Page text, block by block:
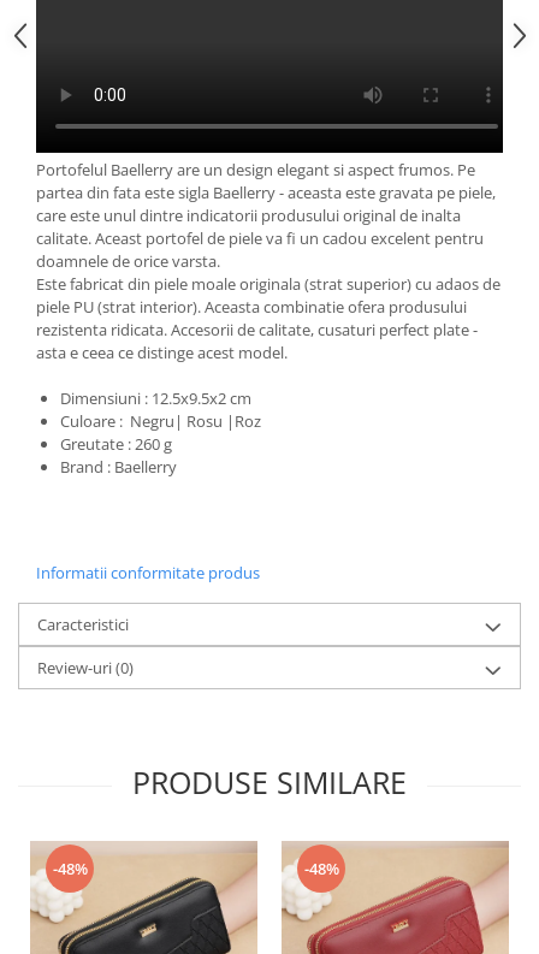
Portofelul Baellerry are un design elegant si aspect frumos. Pe
partea din fata este sigla Baellerry - aceasta este gravata pe piele,
care este unul dintre indicatorii produsului original de inalta
calitate. Aceast portofel de piele va fi un cadou excelent pentru
doamnele de orice varsta.
Este fabricat din piele moale originala (strat superior) cu adaos de
piele PU (strat interior). Aceasta combinatie ofera produsului
rezistenta ridicata. Accesorii de calitate, cusaturi perfect plate -
asta e ceea ce distinge acest model.
Dimensiuni : 12.5x9.5x2 cm
Culoare : Negru| Rosu |Roz
Greutate : 260 g
Brand : Baellerry
Informatii conformitate produs
Caracteristici
Review-uri(0)
PRODUSE SIMILARE
-48% -48%